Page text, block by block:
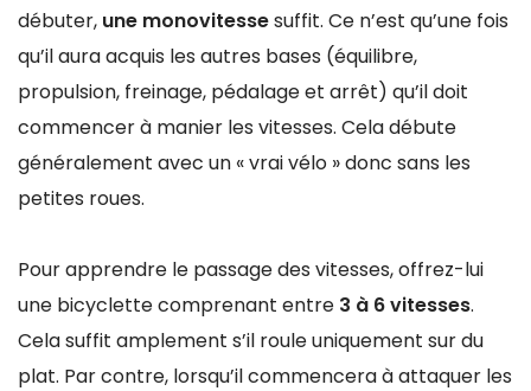
débuter, une monovitessesuffit. Ce n’est qu’une fois
qu’il aura acquis les autres bases (équilibre,
propulsion, freinage, pédalage et arrêt) qu’il doit
commencer à manier les vitesses. Cela débute
généralement avec un « vrai vélo » donc sans les
petites roues.
Pour apprendre le passage des vitesses, offrez-lui
une bicyclette comprenant entre 3 à 6 vitesses.
Cela suffit amplement s’il roule uniquement sur du
plat. Par contre, lorsqu’il commencera à attaquer les